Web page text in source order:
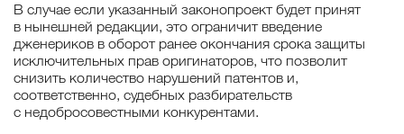
В случае если указанный законопроект будет принят
в нынешней редакции, это ограничит введение
дженериков в оборот ранее окончания срока защиты
исключительных прав оригинаторов, что позволит
снизить количество нарушений патентов и,
соответственно, судебных разбирательств
с недобросовестными конкурентами.